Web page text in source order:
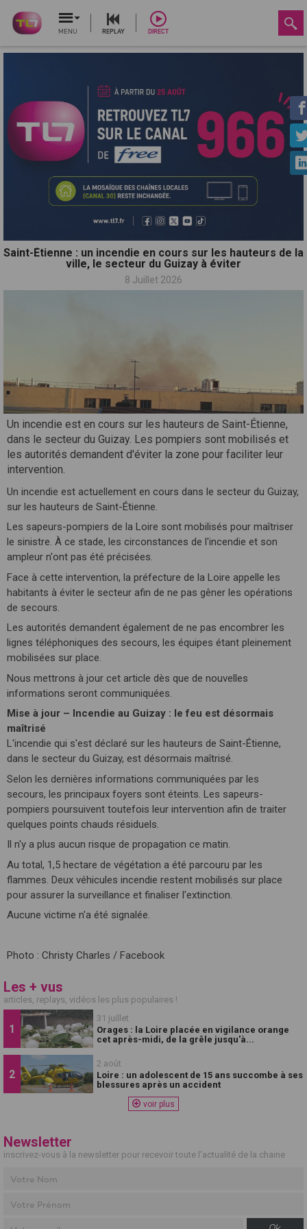
MENU REPLAY DIRECT
Saint-Étienne : un incendie en cours sur les hauteurs de la
ville, le secteur du Guizay à éviter
8 Juillet 2026
Un incendie est en cours sur les hauteurs de Saint-Étienne,
dans le secteur du Guizay. Les pompiers sont mobilisés et
les autorités demandent d'éviter la zone pour faciliter leur
intervention.
Un incendie est actuellement en cours dans le secteur du Guizay,
sur les hauteurs de Saint-Étienne.
Les sapeurs-pompiers de la Loire sont mobilisés pour maîtriser
le sinistre. À ce stade, les circonstances de l'incendie et son
ampleur n'ont pas été précisées.
Face à cette intervention, la préfecture de la Loire appelle les
habitants à éviter le secteur afin de ne pas gêner les opérations
de secours.
Les autorités demandent également de ne pas encombrer les
lignes téléphoniques des secours, les équipes étant pleinement
mobilisées sur place.
Nous mettrons à jour cet article dès que de nouvelles
informations seront communiquées.
Mise à jour – Incendie au Guizay : le feu est désormais
maîtrisé
L'incendie qui s'est déclaré sur les hauteurs de Saint-Étienne,
dans le secteur du Guizay, est désormais maîtrisé.
Selon les dernières informations communiquées par les
secours, les principaux foyers sont éteints. Les sapeurs-
pompiers poursuivent toutefois leur intervention afin de traiter
quelques points chauds résiduels.
Il n'y a plus aucun risque de propagation ce matin.
Au total, 1,5 hectare de végétation a été parcouru par les
flammes. Deux véhicules incendie restent mobilisés sur place
pour assurer la surveillance et finaliser l'extinction.
Aucune victime n'a été signalée.
Photo : Christy Charles / Facebook
Les + vus
articles, replays, vidéos les plus populaires !
31 juillet
Orages : la Loire placée en vigilance orange
cet après-midi, de la grêle jusqu'à...
2 août
Loire : un adolescent de 15 ans succombe à ses
blessures après un accident
voir plus
Newsletter
inscrivez-vous à la newsletter pour recevoir toute l'actualité de la chaine